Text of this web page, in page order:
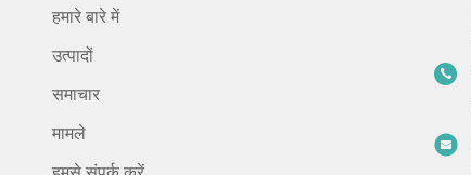
हमारे बारे में
उत्पादों
समाचार
मामले